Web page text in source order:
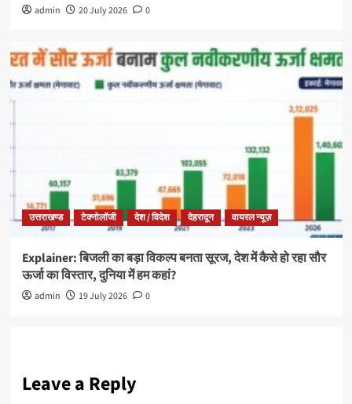
admin 20 July 2026 0
उत्तराखण्ड टेक्नोलॉजी देश / विदेश देहरादून वायरल न्यूज़
Explainer: बिजली का बड़ा विकल्प बनता सूरज, देश में कैसे हो रहा सौर
ऊर्जा का विस्तार, दुनिया में हम कहां?
admin 19 July 2026 0
Leave a Reply